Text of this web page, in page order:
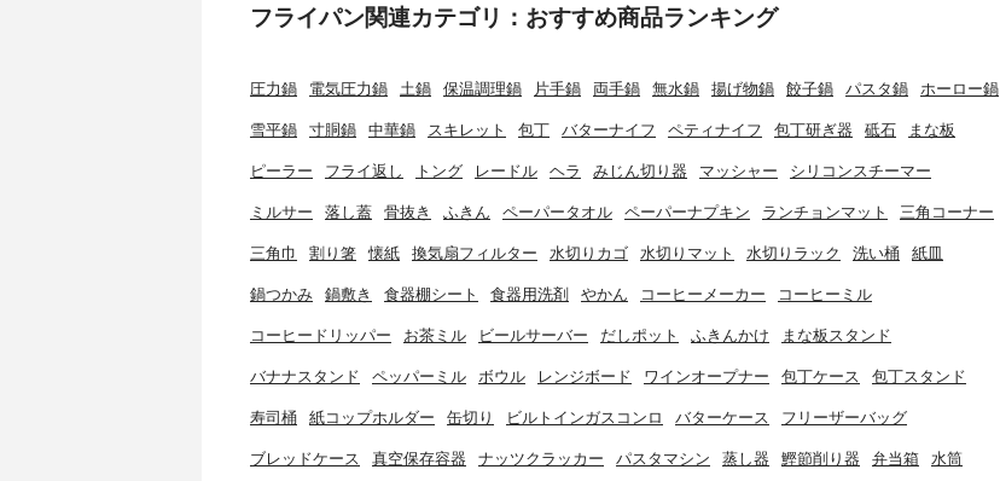
フライパン関連カテゴリ：おすすめ商品ランキング
圧力鍋 電気圧力鍋 土鍋 保温調理鍋 片手鍋 両手鍋 無水鍋 揚げ物鍋 餃子鍋 パスタ鍋 ホーロー鍋
雪平鍋 寸胴鍋 中華鍋 スキレット 包丁 バターナイフ ペティナイフ 包丁研ぎ器 砥石 まな板
ピーラー フライ返し トング レードル ヘラ みじん切り器 マッシャー シリコンスチーマー
ミルサー 落し蓋 骨抜き ふきん ペーパータオル ペーパーナプキン ランチョンマット 三角コーナー
三角巾 割り箸 懐紙 換気扇フィルター 水切りカゴ 水切りマット 水切りラック 洗い桶 紙皿
鍋つかみ 鍋敷き 食器棚シート 食器用洗剤 やかん コーヒーメーカー コーヒーミル
コーヒードリッパー お茶ミル ビールサーバー だしポット ふきんかけ まな板スタンド
バナナスタンド ペッパーミル ボウル レンジボード ワインオープナー 包丁ケース 包丁スタンド
寿司桶 紙コップホルダー 缶切り ビルトインガスコンロ バターケース フリーザーバッグ
ブレッドケース 真空保存容器 ナッツクラッカー パスタマシン 蒸し器 鰹節削り器 弁当箱 水筒